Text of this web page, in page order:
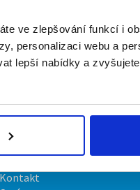
ve zlepšování funkcí i
personalizaci webu a
lepší nabídky a
Kontakt